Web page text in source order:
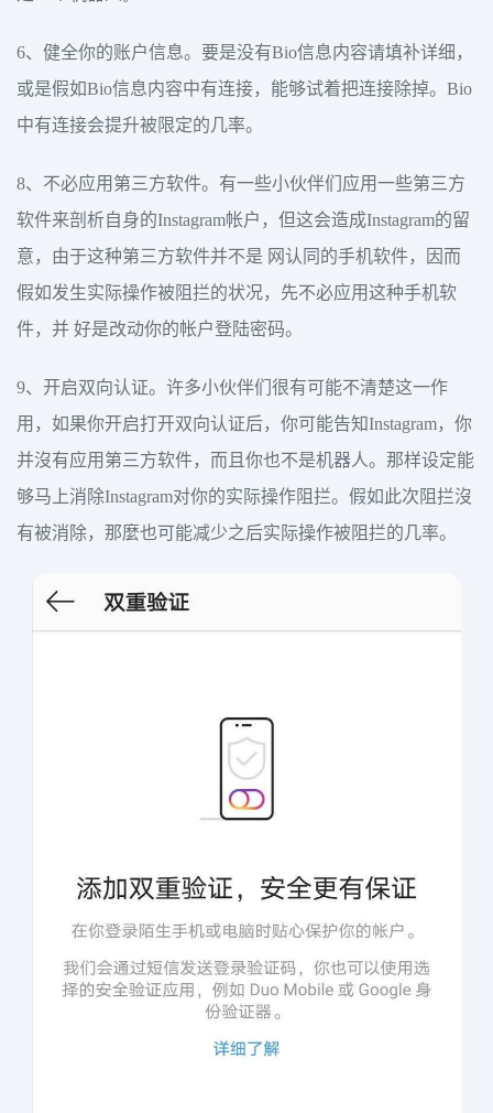
6、健全你的账户信息。要是没有Bio信息内容请填补详细，
或是假如Bio信息内容中有连接，能够试着把连接除掉。Bio
中有连接会提升被限定的几率。
8、不必应用第三方软件。有一些小伙伴们应用一些第三方
软件来剖析自身的Instagram帐户，但这会造成Instagram的留
意，由于这种第三方软件并不是 网认同的手机软件，因而
假如发生实际操作被阻拦的状况，先不必应用这种手机软
件，并 好是改动你的帐户登陆密码。
9、开启双向认证。许多小伙伴们很有可能不清楚这一作
用，如果你开启打开双向认证后，你可能告知Instagram，你
并沒有应用第三方软件，而且你也不是机器人。那样设定能
够马上消除Instagram对你的实际操作阻拦。假如此次阻拦沒
有被消除，那麼也可能减少之后实际操作被阻拦的几率。